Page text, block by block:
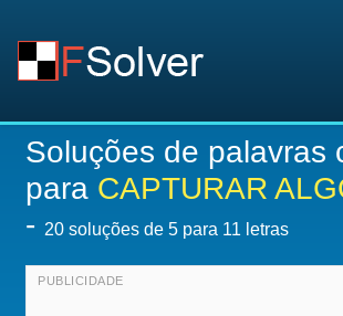
Soluções de palavras
para CAPTURAR
- 20 soluções de 5 para 11 letras